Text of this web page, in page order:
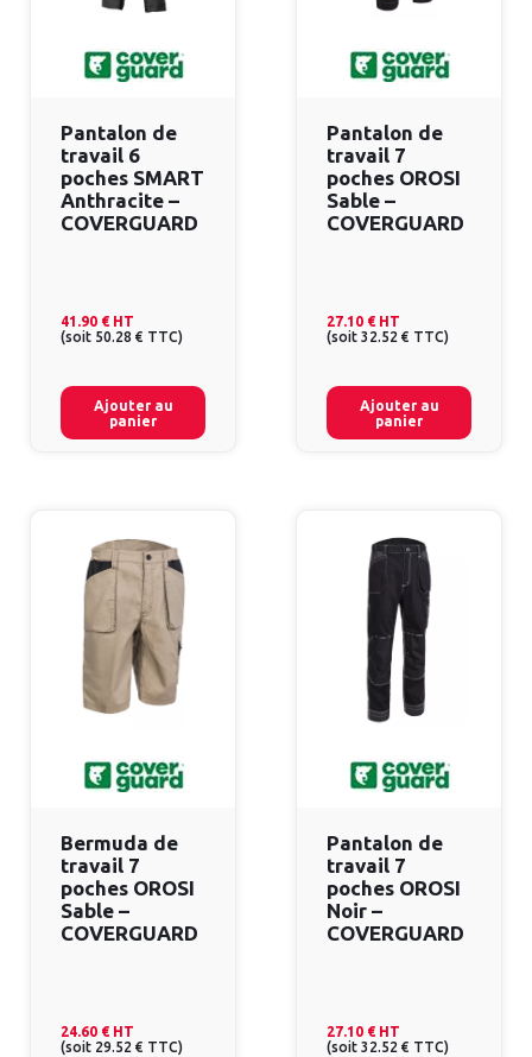
Pantalon de
travail 6
poches SMART
Anthracite –
COVERGUARD
41.90 € HT
(soit 50.28 € TTC)
Ajouter au
panier
Pantalon de
travail 7
poches OROSI
Sable –
COVERGUARD
27.10 € HT
(soit 32.52 € TTC)
Ajouter au
panier
Bermuda de
travail 7
poches OROSI
Sable –
COVERGUARD
24.60 € HT
(soit 29.52 € TTC)
Pantalon de
travail 7
poches OROSI
Noir –
COVERGUARD
27.10 € HT
(soit 32.52 € TTC)